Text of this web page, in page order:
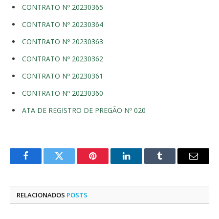
CONTRATO Nº 20230365
CONTRATO Nº 20230364
CONTRATO Nº 20230363
CONTRATO Nº 20230362
CONTRATO Nº 20230361
CONTRATO Nº 20230360
ATA DE REGISTRO DE PREGÃO Nº 020
FacebookTwitter Pinterest LinkedInTumblr
E-
RELACIONADOS POSTS